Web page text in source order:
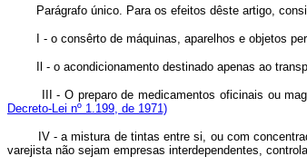
Parágrafo único. Para os efeitos dêste artigo,
I - o consêrto de máquinas, aparelhos e objetos
Il - o acondicionamento destinado apenas ao
III - O preparo de medicamentos oficinais ou
Decreto-Lei nº 1.199, de 1971)
IV - a mistura de tintas entre si, ou com
varejista não sejam empresas interdependentes,